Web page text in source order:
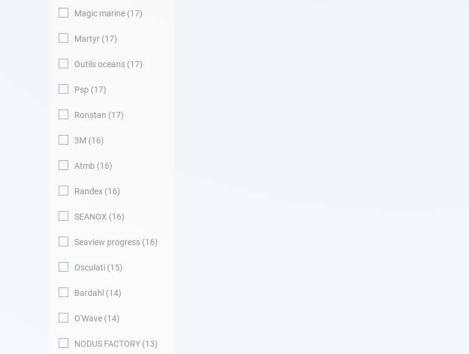
Magic marine 17
Martyr 17
Outils oceans 17
Psp 17
Ronstan 17
3M 16
Atmb 16
Randex 16
SEANOX 16
Seaview progress 16
Osculati 15
Bardahl 14
O'Wave 14
NODUS FACTORY 13